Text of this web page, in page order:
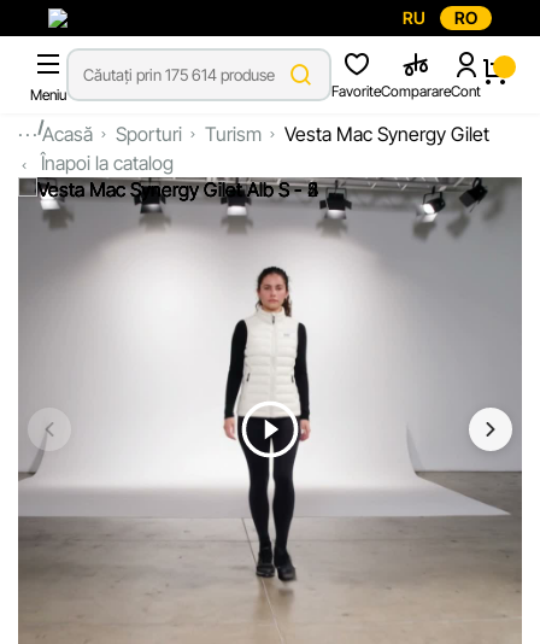
RU RO
Meniu FavoriteComparareCont
...Acasă Sporturi Turism
Vesta Mac Synergy Gilet
Înapoi la catalog